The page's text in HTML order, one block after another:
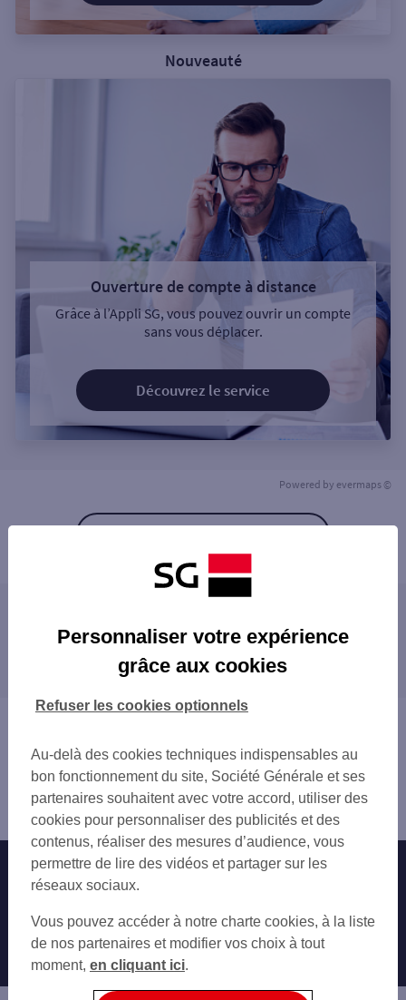
Nouveauté
Ouverture de compte à distance
Grâce à l’Appli SG, vous pouvez ouvrir un compte
sans vous déplacer.
Découvrez le service
Powered by evermaps ©
PARIS BASTILLE
PARIS ILE ST LOUIS
PARIS TURENNE
PARIS LES BERNARDINS
PARIS QUINZE VINGTS
PARIS ST AMBROISE
PARIS CHARONNE
PARIS REPUBLIQUE
PARIS RUE SAINT MAUR
PARIS ST MARTIN
PARIS PONT NEUF
PARIS SORBONNE
PARIS CHALIGNY
PARIS PORTE ST MARTIN
Les agences SG dans les villes à proximité
SAINT-MANDÉ
CHARENTON-LE-PONT
GENTILLY
LE PRÉ-SAINT-GERVAIS
LE KREMLIN-BICÊTRE
LES LILAS
MONTROUGE
IVRY-SUR-SEINE
MONTREUIL
PANTIN
ARCUEIL
Paris 4ème
Agence PARIS ST ANTOINE
Nos engagements Nous contacter
Autres sites SG
Professionnels
Entreprises
Personnaliser votre expérience
grâce aux cookies
Au-delà des cookies techniques indispensables au
bon fonctionnement du site, Société Générale et ses
partenaires souhaitent avec votre accord, utiliser des
cookies pour personnaliser des publicités et des
contenus, réaliser des mesures d’audience, vous
permettre de lire des vidéos et partager sur les
réseaux sociaux.
Vous pouvez accéder à notre charte cookies, à la liste
de nos partenaires et modifier vos choix à tout
moment, en cliquant ici.
Refuser les cookies optionnels